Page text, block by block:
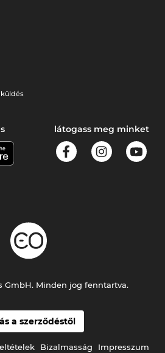
látogass meg minket
a szerződéstől
Bizalmasság Impresszum
GmbH. Minden jog fenntartva.